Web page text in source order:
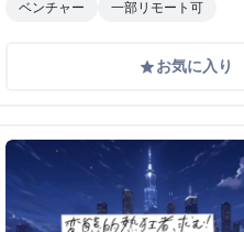
ベンチャー
一部リモート可
gradeお気に入り